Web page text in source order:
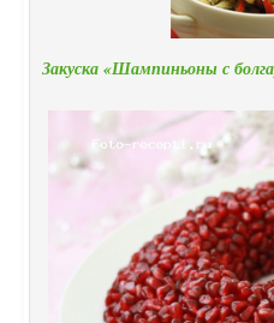
Закуска «Шампиньоны с